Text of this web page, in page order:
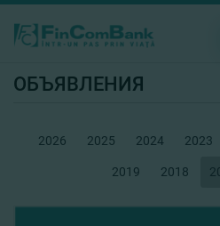
ОБЪЯВЛЕНИЯ
2026 2025 2024 2023
2019 2018